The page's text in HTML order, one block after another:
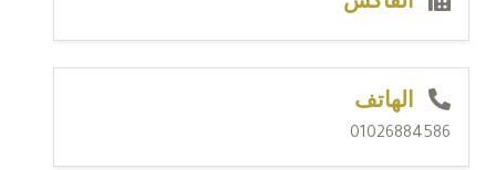
الهاتف
01026884586